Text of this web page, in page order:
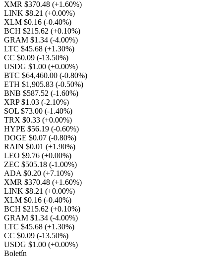
XMR $370.48 (+1.60%)
LINK $8.21 (+0.00%)
XLM $0.16 (-0.40%)
BCH $215.62 (+0.10%)
GRAM $1.34 (-4.00%)
LTC $45.68 (+1.30%)
CC $0.09 (-13.50%)
USDG $1.00 (+0.00%)
BTC $64,460.00 (-0.80%)
ETH $1,905.83 (-0.50%)
BNB $587.52 (-1.60%)
XRP $1.03 (-2.10%)
SOL $73.00 (-1.40%)
TRX $0.33 (+0.00%)
HYPE $56.19 (-0.60%)
DOGE $0.07 (-0.80%)
RAIN $0.01 (+1.90%)
LEO $9.76 (+0.00%)
ZEC $505.18 (-1.00%)
ADA $0.20 (+7.10%)
XMR $370.48 (+1.60%)
LINK $8.21 (+0.00%)
XLM $0.16 (-0.40%)
BCH $215.62 (+0.10%)
GRAM $1.34 (-4.00%)
LTC $45.68 (+1.30%)
CC $0.09 (-13.50%)
USDG $1.00 (+0.00%)
Boletín